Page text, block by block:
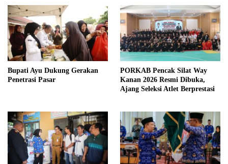
Bupati Ayu Dukung Gerakan
Penetrasi Pasar
PORKAB Pencak Silat Way
Kanan 2026 Resmi Dibuka,
Ajang Seleksi Atlet Berprestasi